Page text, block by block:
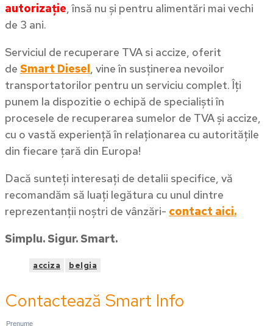
autorizație, însă nu și pentru alimentări mai vechi
de 3 ani.
Serviciul de recuperare TVA si accize, oferit
de Smart Diesel, vine în susținerea nevoilor
transportatorilor pentru un serviciu complet. Îți
punem la dispozitie o echipă de specialiști în
procesele de recuperarea sumelor de TVA și accize,
cu o vastă experiență în relaționarea cu autoritățile
din fiecare țară din Europa!
Dacă sunteți interesați de detalii specifice, vă
recomandăm să luați legătura cu unul dintre
reprezentanții noștri de vânzări- contact aici.
Simplu. Sigur. Smart.
acciza belgia
Contactează Smart Info